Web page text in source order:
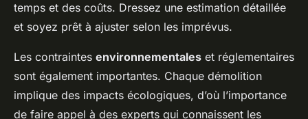
temps et des coûts. Dressez une estimation détaillée
et soyez prêt à ajuster selon les imprévus.
Les contraintes environnementales et réglementaires
sont également importantes. Chaque démolition
implique des impacts écologiques, d’où l’importance
de faire appel à des experts qui connaissent les